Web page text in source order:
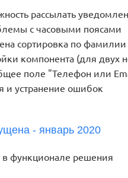
рассылать
с часовыми поясами
сортировка по фамилии
компонента (для двух
поле "Телефон или
и устранение ошибок
- январь 2020
функционале решения